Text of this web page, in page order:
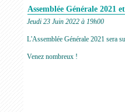
Assemblée Générale 2021
Jeudi 23 Juin 2022 à 19h00
L'Assemblée Générale 2021 sera
Venez nombreux !